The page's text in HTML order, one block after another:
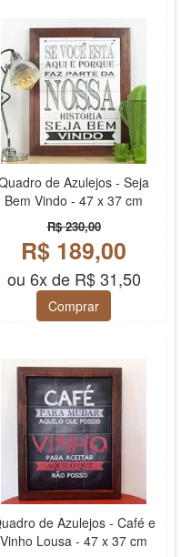
de Azulejos - Seja
Bem Vindo - 47 x 37 cm
R$ 230,00
R$ 189,00
ou 6x de R$ 31,50
Comprar
de Azulejos - Café e
Vinho Lousa - 47 x 37 cm